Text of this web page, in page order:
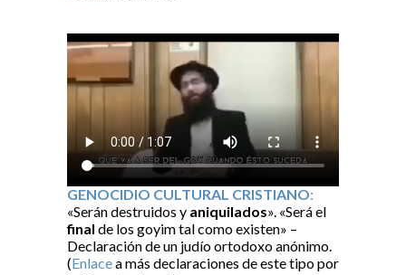
GENOCIDIO CULTURAL CRISTIANO:
«Serán destruidos y aniquilados». «Será el
final de los goyim tal como existen» –
Declaración de un judío ortodoxo anónimo.
(Enlacea más declaraciones de este tipo por